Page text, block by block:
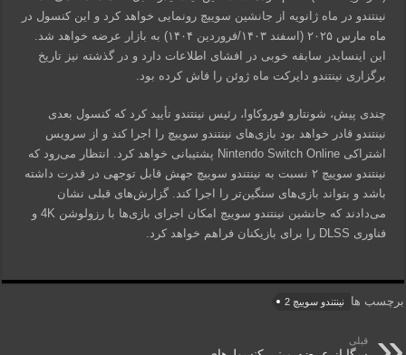
نینتندو در ماه ژانویه از جانشین سوییچ رونمایی خواهد کرد و این کنسول در
ماه مارس ۲۰۲۵ (اسفند ۱۴۰۳/فروردین ۱۴۰۴) به بازار عرضه خواهد شد.
این اینسایدر سابقه خوبی در افشای اطلاعات دارد و در گذشته نیز تاریخ
برگزاری نینتندو دایرکت ماه ژوئن را فاش کرده بود.
چندی پیش، شونتارو فوروکاوا، رئیس نینتندو تأیید کرد که کنسول بعدی
نینتندو قادر خواهد بود بازی‌های نینتندو سوییچ را اجرا کند و از سرویس
اشتراکی Nintendo Switch Online پشتیبانی خواهد کرد. انتظار می‌رود که
نینتندو سوییچ ۲ نسبت به نینتندو سوییچ جهش قابل توجهی در قدرت داشته
باشد و بتواند بازی‌های سنگین‌تر را اجرا کند. گزارش‌های قبلی نشان
می‌دادند که جانشین نینتندو سوییچ امکان اجرای بازی‌ها با رزولوشن 4K و
فناوری DLSS را برای بازیکنان فراهم خواهد کرد.
برچسب ها نینتندو سوییچ 2
قبلی